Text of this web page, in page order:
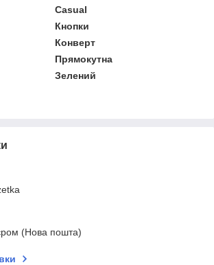
Casual
Кнопки
Конверт
Прямокутна
Зелений
(Нова пошта)